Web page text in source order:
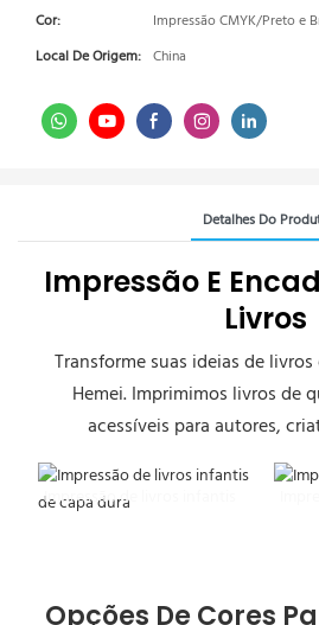
Cor:
Impressão CMYK/Preto e
Local De Origem: China
Detalhes Do
Impressão E
Livros
Transforme suas ideias de
Hemei. Imprimimos livros de
acessíveis para autores,
Impressão de livros infantis
Opções De Cores